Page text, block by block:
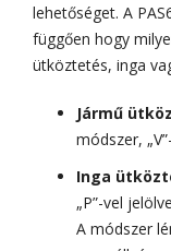
lehetőséget. A
függően hogy
ütköztetés, inga
Jármű
módszer,
Inga
„P”-vel jelölve
A módszer